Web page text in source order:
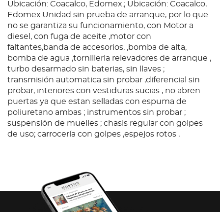
Ubicación: Coacalco, Edomex.; Ubicación: Coacalco,
Edomex.Unidad sin prueba de arranque, por lo que
no se garantiza su funcionamiento, con Motor a
diesel, con fuga de aceite ,motor con
faltantes,banda de accesorios, ,bomba de alta,
bomba de agua ,tornilleria relevadores de arranque ,
turbo desarmado sin baterias, sin llaves ;
transmisión automatica sin probar ,diferencial sin
probar, interiores con vestiduras sucias , no abren
puertas ya que estan selladas con espuma de
poliuretano ambas ; instrumentos sin probar ;
suspensión de muelles ; chasis regular con golpes
de uso; carrocería con golpes ,espejos rotos ,
Condition
Ubicación: Coacalco, Edomex.; Ubicación: Coacalco,